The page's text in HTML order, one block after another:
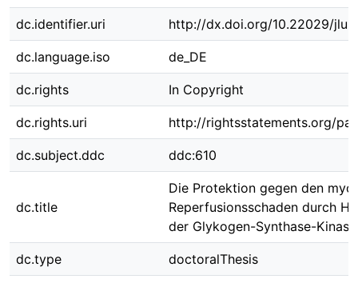
dc.identifier.uri http://dx.doi.org/10.22029/
dc.language.iso de_DE
dc.rights In Copyright
dc.rights.uri http://rightsstatements.org/
dc.subject.ddc ddc:610
dc.title
Die Protektion gegen den
Reperfusionsschaden durch
der Glykogen-Synthase-
dc.type doctoralThesis